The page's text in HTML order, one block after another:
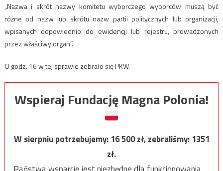
„Nazwa i skrót nazwy komitetu wyborczego wyborców muszą być
różne od nazw lub skrótu nazw partii politycznych lub organizacji,
wpisanych odpowiednio do ewidencji lub rejestru, prowadzonych
przez właściwy organ”.
O godz. 16 w tej sprawie zebrało się PKW.
Wspieraj Fundację Magna Polonia!
W sierpniu potrzebujemy:16 500zł, zebraliśmy:1351
zł.